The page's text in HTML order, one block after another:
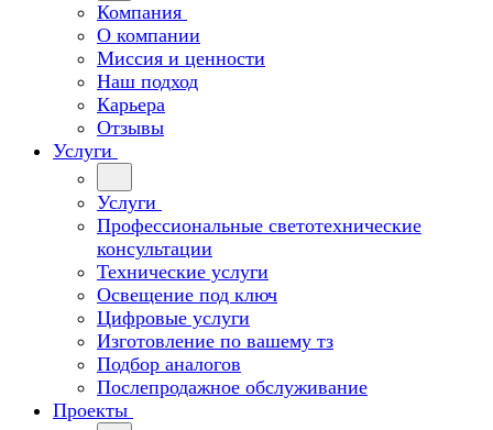
Компания
О компании
Миссия и ценности
Наш подход
Карьера
Отзывы
Услуги
Услуги
Профессиональные светотехнические
консультации
Технические услуги
Освещение под ключ
Цифровые услуги
Изготовление по вашему тз
Подбор аналогов
Послепродажное обслуживание
Проекты